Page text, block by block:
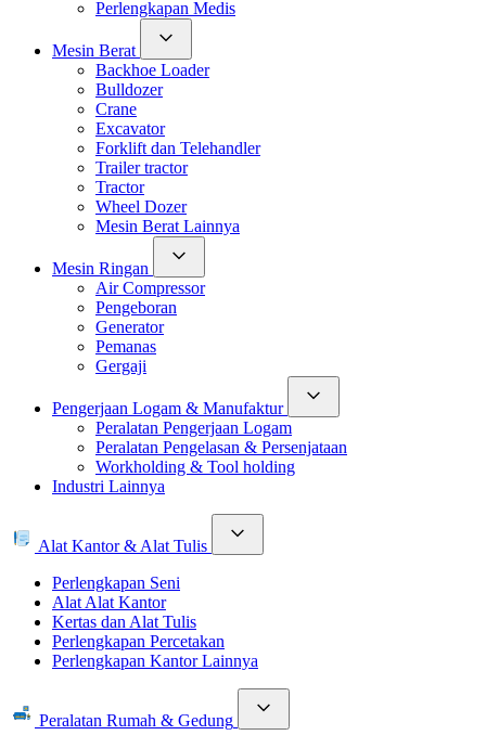
Perlengkapan Medis
Mesin Berat
Backhoe Loader
Bulldozer
Crane
Excavator
Forklift dan Telehandler
Trailer tractor
Tractor
Wheel Dozer
Mesin Berat Lainnya
Mesin Ringan
Air Compressor
Pengeboran
Generator
Pemanas
Gergaji
Pengerjaan Logam & Manufaktur
Peralatan Pengerjaan Logam
Peralatan Pengelasan & Persenjataan
Workholding & Tool holding
Industri Lainnya
Alat Kantor & Alat Tulis
Perlengkapan Seni
Alat Alat Kantor
Kertas dan Alat Tulis
Perlengkapan Percetakan
Perlengkapan Kantor Lainnya
Peralatan Rumah & Gedung